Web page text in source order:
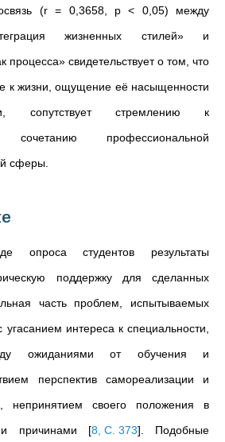
(r = 0,3658, p < 0,05) между
жизненных стилей» и
процесса» свидетельствует о том, что
к жизни, ощущение её насыщенности
сопутствует стремлению к
сочетанию профессиональной
сферы.
опроса студентов результаты
поддержку для сделанных
часть проблем, испытываемых
интереса к специальности,
ожиданиями от обучения и
перспектив самореализации и
непринятием своего положения в
причинами [8, С. 373]. Подобные